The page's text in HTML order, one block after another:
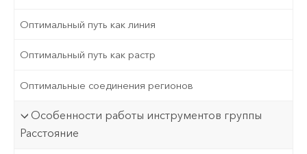
Оптимальный путь как линия
Оптимальный путь как растр
Оптимальные соединения регионов
Особенности работы инструментов группы
Расстояние